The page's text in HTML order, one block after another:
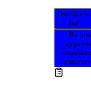
Distribütör
bul
Bu